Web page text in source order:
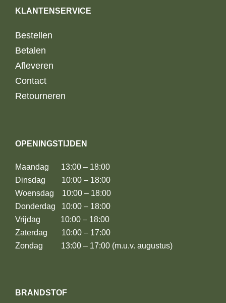
KLANTENSERVICE
Bestellen
Betalen
Afleveren
Contact
Retourneren
OPENINGSTIJDEN
Maandag 13:00 – 18:00
Dinsdag 10:00 – 18:00
Woensdag 10:00 – 18:00
Donderdag 10:00 – 18:00
Vrijdag 10:00 – 18:00
Zaterdag 10:00 – 17:00
Zondag 13:00 – 17:00 (m.u.v. augustus)
BRANDSTOF